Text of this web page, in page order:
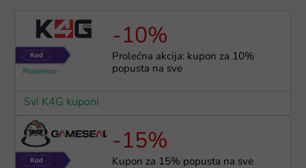
-10%
Prolećna akcija: kupon za 10%
popusta na sve
Svi K4G kuponi
-15%
Kupon za 15% popusta na sve